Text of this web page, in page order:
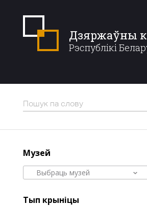
Дзяржаўны
Рэспублікі
Музей
Выбраць музей
Тып крыніцы